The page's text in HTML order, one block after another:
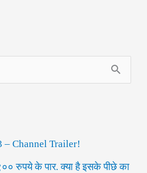
– Channel Trailer!
रुपये के पार. क्या है इसके पीछे का